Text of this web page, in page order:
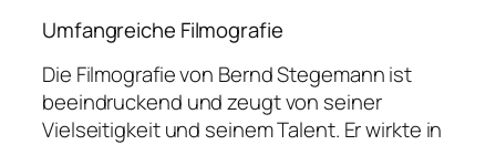
Umfangreiche Filmografie
Die Filmografie von Bernd Stegemann ist
beeindruckend und zeugt von seiner
Vielseitigkeit und seinem Talent. Er wirkte in